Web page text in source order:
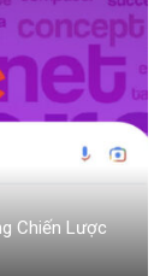
Chiến Lược